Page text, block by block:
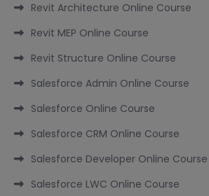
Revit Architecture Online Course
Revit MEP Online Course
Revit Structure Online Course
Salesforce Admin Online Course
Salesforce Online Course
Salesforce CRM Online Course
Salesforce Developer Online Course
Salesforce LWC Online Course